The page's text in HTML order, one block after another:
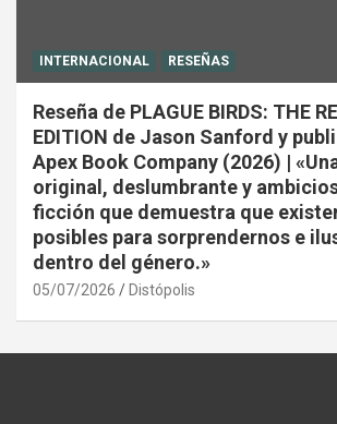
INTERNACIONAL RESEÑAS
Reseña de PLAGUE BIRDS: THE
EDITION de Jason Sanford y
Apex Book Company (2026) |
original, deslumbrante y
ficción que demuestra que
posibles para sorprendernos e
dentro del género.»
05/07/2026 Distópolis